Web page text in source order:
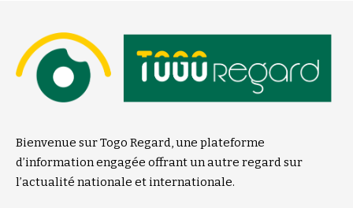
Bienvenue sur Togo Regard, une plateforme
d’information engagée offrant un autre regard sur
l’actualité nationale et internationale.